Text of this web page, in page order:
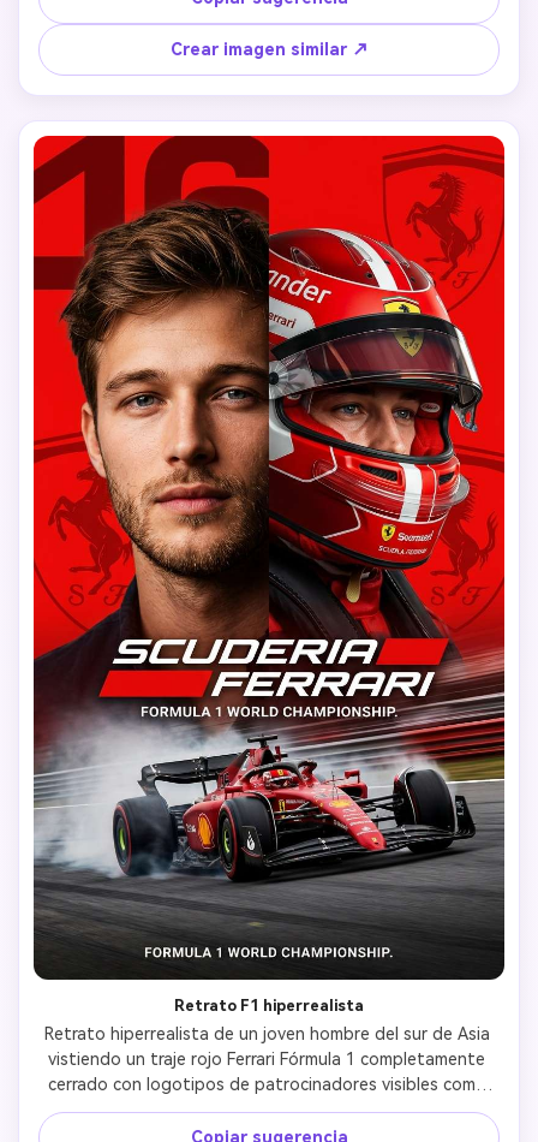
Diseño limpio y profesional, detalles ultra realistas,
profundidad de campo baja, enfoque preciso, resolución
8K, relación de aspecto 4:5.
Crear imagen similar ↗
Retrato F1 hiperrealista
Retrato hiperrealista de un joven hombre del sur de Asia
vistiendo un traje rojo Ferrari Fórmula 1 completamente
cerrado con logotipos de patrocinadores visibles como
Shell, HP, Ray-Ban y Puma. Su rostro coincide
exactamente con la imagen de referencia y las mismas
Copiar sugerencia